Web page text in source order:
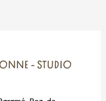
- STUDIO